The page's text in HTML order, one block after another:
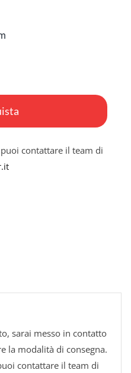
contattare il team di
sarai messo in contatto
la modalità di consegna.
contattare il team di